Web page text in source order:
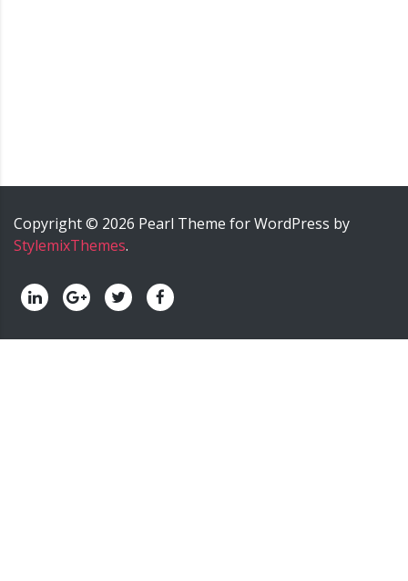
Copyright © 2026 Pearl Theme for WordPress by
StylemixThemes.